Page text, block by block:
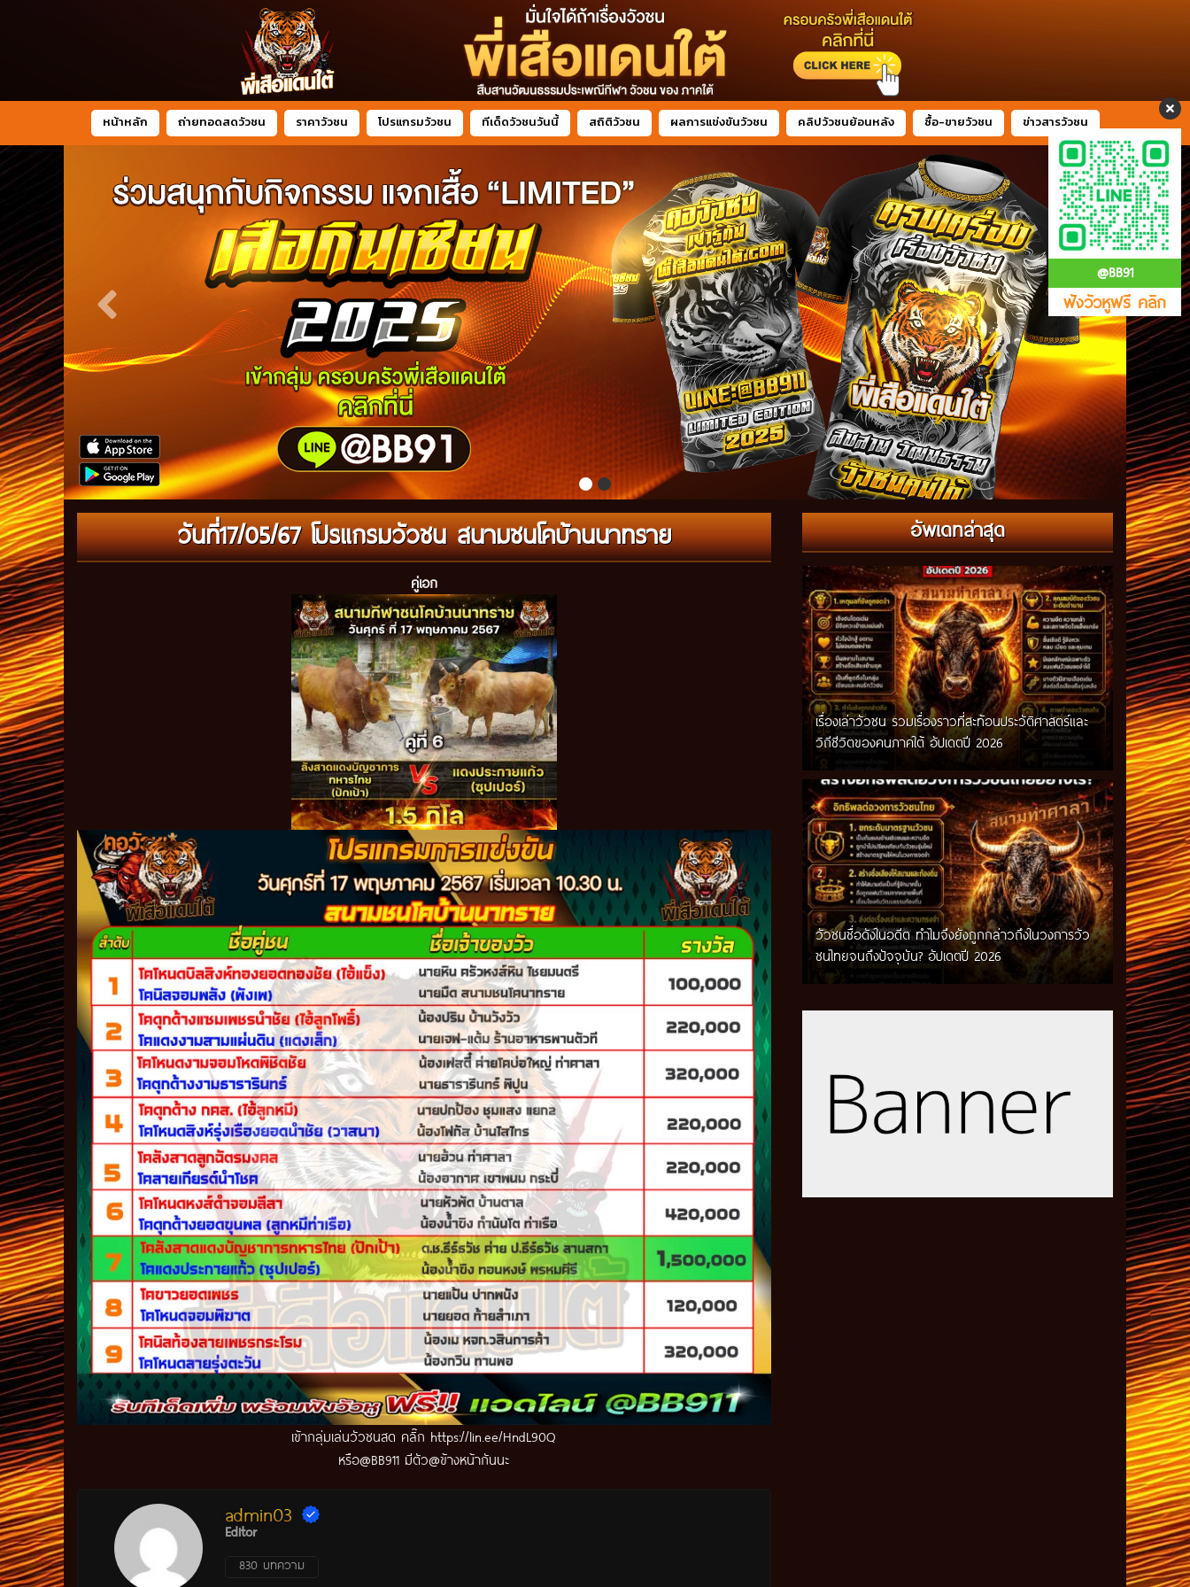
@BB91
ฟังวัวหูฟรี คลิก
หน้าหลัก ถ่ายทอดสดวัวชน ราคาวัวชน โปรแกรมวัวชน ทีเด็ดวัวชนวันนี้ สถิติวัวชน ผลการแข่งขันวัวชน คลิปวัวชนย้อนหลัง ซื้อ-ขายวัวชน ข่าวสารวัวชน
วันที่17/05/67 โปรแกรมวัวชน สนามชนโคบ้านนาทราย
คู่เอก
เข้ากลุ่มเล่นวัวชนสด คลิ๊ก https://lin.ee/HndL90Q
หรือ@BB911 มีตัว@ข้างหน้ากันนะ
admin03
Editor
830 บทความ
อัพเดทล่าสุด
เรื่องเล่าวัวชน รวมเรื่องราวที่สะท้อนประวัติศาสตร์และ
วิถีชีวิตของคนภาคใต้ อัปเดตปี 2026
วัวชนชื่อดังในอดีต ทำไมจึงยังถูกกล่าวถึงในวงการวัว
ชนไทยจนถึงปัจจุบัน? อัปเดตปี 2026
กติกาวัวชนสมัยก่อน วิถีการแข่งขันดั้งเดิมที่สืบทอด
ผ่านภูมิปัญญาท้องถิ่น อัปเดตปี 2026